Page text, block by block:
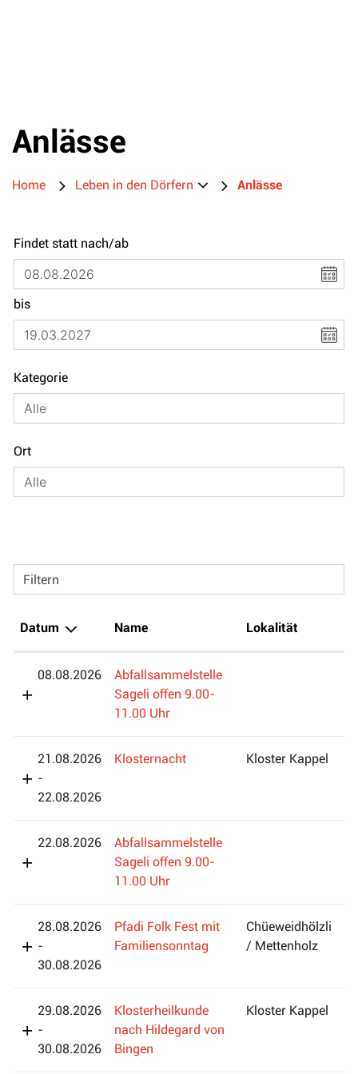
Anlässe
Home Leben in den Dörfern Anlässe
Findet statt nach/ab
bis
Kategorie
Ort
Filtern
Datum Name Lokalität
08.08.2026
Abfallsammelstelle
Sageli offen 9.00-
11.00 Uhr
21.08.2026
-
22.08.2026
Klosternacht Kloster Kappel
22.08.2026
Abfallsammelstelle
Sageli offen 9.00-
11.00 Uhr
28.08.2026
-
30.08.2026
Pfadi Folk Fest mit
Familiensonntag
Chüeweidhölzli
/ Mettenholz
29.08.2026
-
30.08.2026
Klosterheilkunde
nach Hildegard von
Bingen
Kloster Kappel